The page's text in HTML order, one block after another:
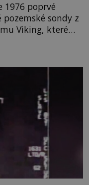
1976 poprvé
sondy z
Viking, které
zaznamená
útvar
(Národní úřad